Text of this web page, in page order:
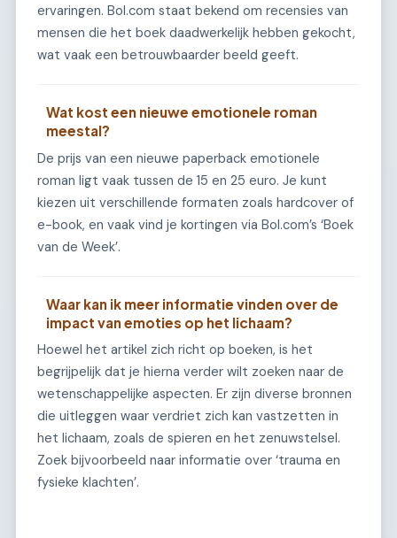
ervaringen. Bol.com staat bekend om recensies van
mensen die het boek daadwerkelijk hebben gekocht,
wat vaak een betrouwbaarder beeld geeft.
Wat kost een nieuwe emotionele roman
meestal?
De prijs van een nieuwe paperback emotionele
roman ligt vaak tussen de 15 en 25 euro. Je kunt
kiezen uit verschillende formaten zoals hardcover of
e-book, en vaak vind je kortingen via Bol.com’s ‘Boek
van de Week’.
Waar kan ik meer informatie vinden over de
impact van emoties op het lichaam?
Hoewel het artikel zich richt op boeken, is het
begrijpelijk dat je hierna verder wilt zoeken naar de
wetenschappelijke aspecten. Er zijn diverse bronnen
die uitleggen waar verdriet zich kan vastzetten in
het lichaam, zoals de spieren en het zenuwstelsel.
Zoek bijvoorbeeld naar informatie over ‘trauma en
fysieke klachten’.